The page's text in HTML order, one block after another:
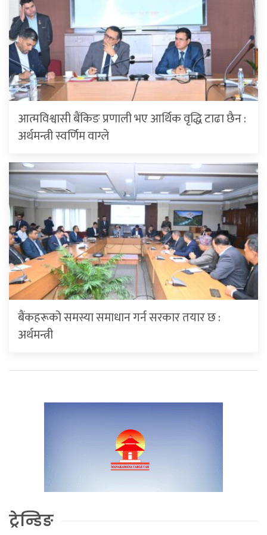
आत्मविश्वासी बैंकिङ प्रणाली भए आर्थिक वृद्धि टाढा छैन :
अर्थमन्त्री स्वर्णिम वाग्ले
बैंकहरूको समस्या समाधान गर्न सरकार तयार छ :
अर्थमन्त्री
ट्रेन्डिङ